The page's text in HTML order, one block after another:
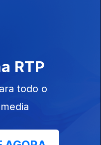
e com Los
RTP
todo o